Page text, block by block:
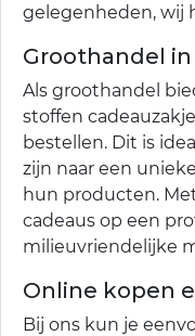
gelegenheden, wij
Groothandel
Als groothandel
stoffen
bestellen. Dit is
zijn naar een
hun producten.
cadeaus op een
milieuvriendelijke
Online kopen
Bij ons kun je